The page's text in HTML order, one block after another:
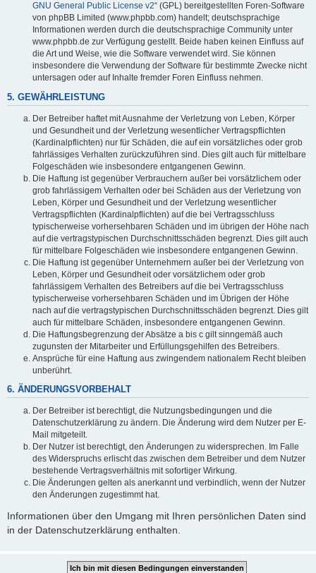
GNU General Public License v2“ (GPL) bereitgestellten Foren-Software
von phpBB Limited (www.phpbb.com) handelt; deutschsprachige
Informationen werden durch die deutschsprachige Community unter
www.phpbb.de zur Verfügung gestellt. Beide haben keinen Einfluss auf
die Art und Weise, wie die Software verwendet wird. Sie können
insbesondere die Verwendung der Software für bestimmte Zwecke nicht
untersagen oder auf Inhalte fremder Foren Einfluss nehmen.
5. GEWÄHRLEISTUNG
Der Betreiber haftet mit Ausnahme der Verletzung von Leben, Körper
und Gesundheit und der Verletzung wesentlicher Vertragspflichten
(Kardinalpflichten) nur für Schäden, die auf ein vorsätzliches oder grob
fahrlässiges Verhalten zurückzuführen sind. Dies gilt auch für mittelbare
Folgeschäden wie insbesondere entgangenen Gewinn.
Die Haftung ist gegenüber Verbrauchern außer bei vorsätzlichem oder
grob fahrlässigem Verhalten oder bei Schäden aus der Verletzung von
Leben, Körper und Gesundheit und der Verletzung wesentlicher
Vertragspflichten (Kardinalpflichten) auf die bei Vertragsschluss
typischerweise vorhersehbaren Schäden und im übrigen der Höhe nach
auf die vertragstypischen Durchschnittsschäden begrenzt. Dies gilt auch
für mittelbare Folgeschäden wie insbesondere entgangenen Gewinn.
Die Haftung ist gegenüber Unternehmern außer bei der Verletzung von
Leben, Körper und Gesundheit oder vorsätzlichem oder grob
fahrlässigem Verhalten des Betreibers auf die bei Vertragsschluss
typischerweise vorhersehbaren Schäden und im Übrigen der Höhe
nach auf die vertragstypischen Durchschnittsschäden begrenzt. Dies gilt
auch für mittelbare Schäden, insbesondere entgangenen Gewinn.
Die Haftungsbegrenzung der Absätze a bis c gilt sinngemäß auch
zugunsten der Mitarbeiter und Erfüllungsgehilfen des Betreibers.
Ansprüche für eine Haftung aus zwingendem nationalem Recht bleiben
unberührt.
6. ÄNDERUNGSVORBEHALT
Der Betreiber ist berechtigt, die Nutzungsbedingungen und die
Datenschutzerklärung zu ändern. Die Änderung wird dem Nutzer per E-
Mail mitgeteilt.
Der Nutzer ist berechtigt, den Änderungen zu widersprechen. Im Falle
des Widerspruchs erlischt das zwischen dem Betreiber und dem Nutzer
bestehende Vertragsverhältnis mit sofortiger Wirkung.
Die Änderungen gelten als anerkannt und verbindlich, wenn der Nutzer
den Änderungen zugestimmt hat.
Informationen über den Umgang mit Ihren persönlichen Daten sind
in der Datenschutzerklärung enthalten.